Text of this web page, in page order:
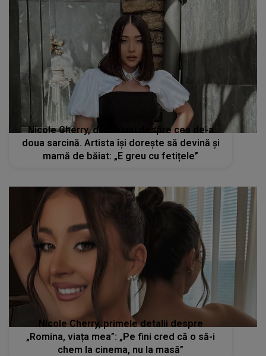
Nicole Cherry, dezvăluiri despre cea de-a
doua sarcină. Artista își dorește să devină și
mamă de băiat: „E greu cu fetițele”
Nicole Cherry, primele detalii despre
„Romina, viața mea”: „Pe fini cred că o să-i
chem la cinema, nu la masă”